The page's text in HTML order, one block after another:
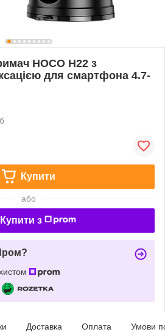
HOCO H22 з
для смартфона 4.7-
Купити
або
Купити з
Доставка Оплата Умови